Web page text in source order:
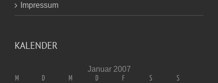
Impressum
KALENDER
Januar 2007
M D M D F S S